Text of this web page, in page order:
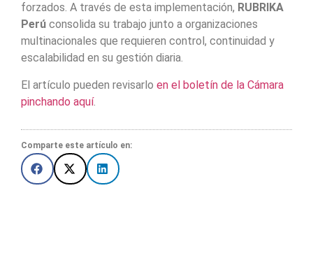
forzados. A través de esta implementación, RUBRIKA
Perú consolida su trabajo junto a organizaciones
multinacionales que requieren control, continuidad y
escalabilidad en su gestión diaria.
El artículo pueden revisarlo en el boletín de la Cámara
pinchando aquí.
Comparte este artículo en: